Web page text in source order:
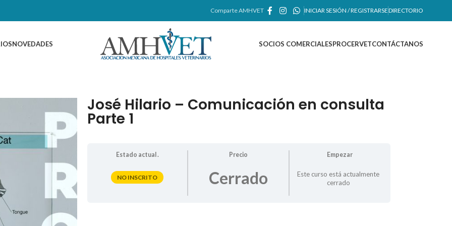
Comparte AMHVET INICIAR SESIÓN / REGISTRARSEDIRECTORIO
NOVEDADES SOCIOS COMERCIALESPROCERVETCONTÁCTANOS
José Hilario – Comunicación en consulta
Parte 1
Estado actual .
NO INSCRITO
Precio
Cerrado
Empezar
Este curso está actualmente
cerrado